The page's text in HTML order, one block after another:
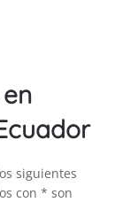
siguientes
con * son